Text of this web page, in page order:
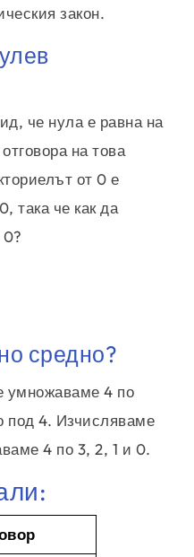
закон.
че нула е равна на
на това
от 0 е
така че как да
средно?
умножаваме 4 по
под 4. Изчисляваме
4 по 3, 2, 1 и 0.